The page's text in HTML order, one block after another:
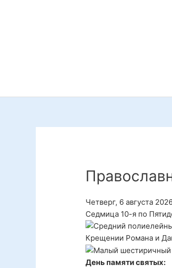
Четверг, 6 августа
Седмица 10-я по
Крещении Романа и
День памяти святых: